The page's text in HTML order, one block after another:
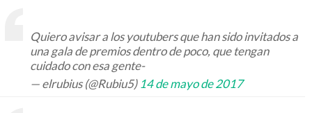
Quiero avisar a los youtubers que han sido invitados a
una gala de premios dentro de poco, que tengan
cuidado con esa gente-
— elrubius (@Rubiu5) 14 de mayo de 2017